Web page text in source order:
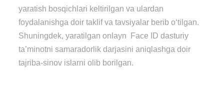
yaratish bosqichlari keltirilgan va ulardan
foydalanishga doir taklif va tavsiyalar berib o‘tilgan.
Shuningdek, yaratilgan onlayn Face ID dasturiy
ta’minotni samaradorlik darjasini aniqlashga doir
tajriba-sinov islarni olib borilgan.